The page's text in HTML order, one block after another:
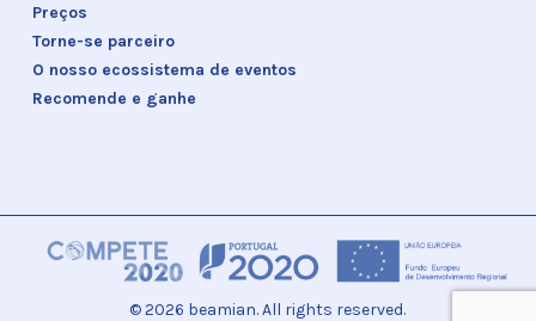
Preços
Torne-se parceiro
O nosso ecossistema de eventos
Recomende e ganhe
© 2026 beamian. All rights reserved.